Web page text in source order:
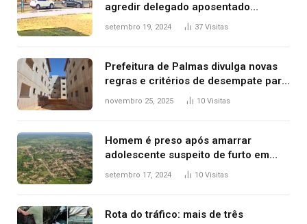
agredir delegado aposentado
durante confusão no trânsito
setembro 19, 2024 37 Visitas
Prefeitura de Palmas divulga novas
regras e critérios de desempate para
seleção de famílias no Minha Casa,
novembro 25, 2025 10 Visitas
Homem é preso após amarrar
adolescente suspeito de furto em
estaca de cerca e agredi-lo
setembro 17, 2024 10 Visitas
Rota do tráfico: mais de três